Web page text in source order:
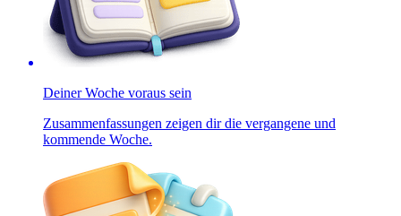
Deiner Woche voraus sein
Zusammenfassungen zeigen dir die vergangene und
kommende Woche.